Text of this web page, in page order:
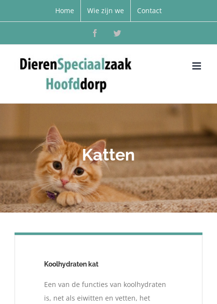
Home Wie zijn we Contact
FacebookTwitter
Katten
Koolhydraten kat
Een van de functies van koolhydraten
is, net als eiwitten en vetten, het